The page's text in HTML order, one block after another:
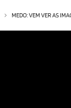
MEDO: VEM VER AS